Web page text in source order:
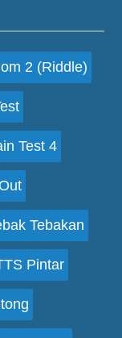
2 (Riddle)
Test 4
Tebakan
Pintar